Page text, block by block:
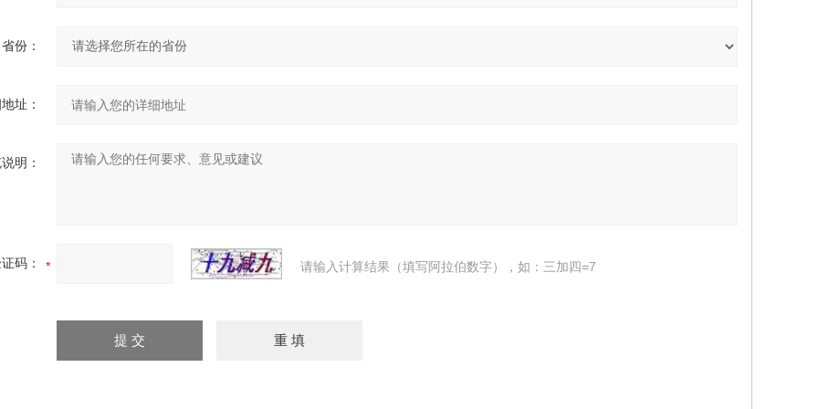
省份：
址：
明：
码： 请输入计算结果（填写阿拉伯数字），如：三加四=7